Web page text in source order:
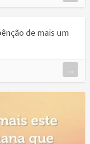
de mais um
...